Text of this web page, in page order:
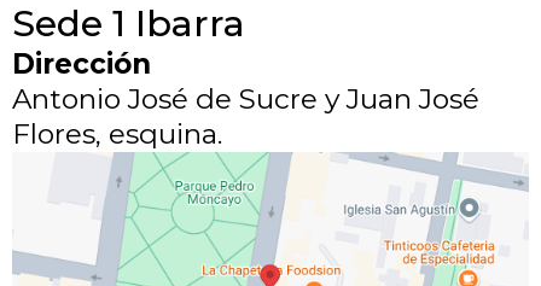
Sede 1 Ibarra
Dirección
Antonio José de Sucre y Juan José
Flores, esquina.